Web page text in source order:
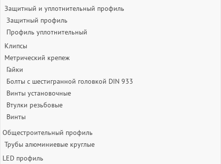
Защитный и уплотнительный профиль
Защитный профиль
Профиль уплотнительный
Клипсы
Метрический крепеж
Гайки
Болты с шестигранной головкой DIN 933
Винты установочные
Втулки резьбовые
Винты
Общестроительный профиль
Трубы алюминиевые круглые
LED профиль